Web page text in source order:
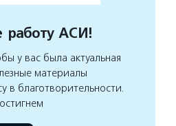
работу АСИ!
у вас была актуальная
материалы
в благотворительности.